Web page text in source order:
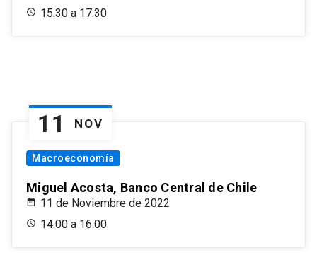
15:30 a 17:30
11 NOV
Macroeconomía
Miguel Acosta, Banco Central de Chile
11 de Noviembre de 2022
14:00 a 16:00